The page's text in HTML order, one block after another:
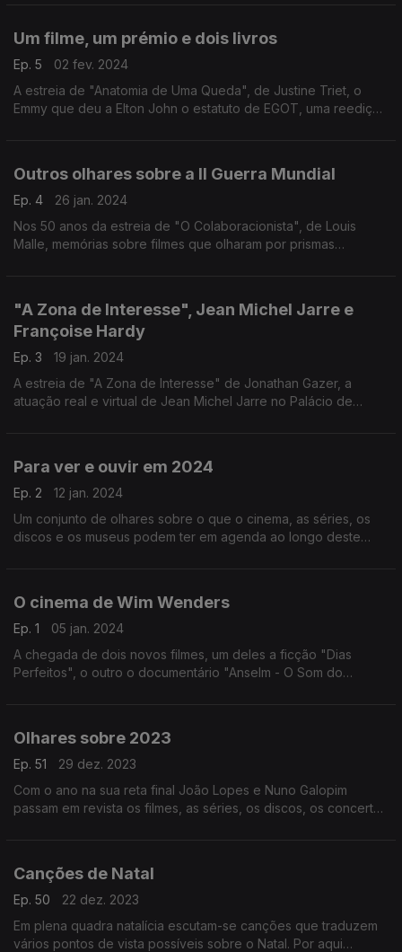
Um filme, um prémio e dois livros
Ep. 5
02 fev. 2024
A estreia de "Anatomia de Uma Queda", de Justine Triet, o
Emmy que deu a Elton John o estatuto de EGOT, uma reedição
Outros olhares sobre a II Guerra Mundial
Ep. 4
26 jan. 2024
Nos 50 anos da estreia de "O Colaboracionista", de Louis
Malle, memórias sobre filmes que olharam por prismas
"A Zona de Interesse", Jean Michel Jarre e
Françoise Hardy
Ep. 3
19 jan. 2024
A estreia de "A Zona de Interesse" de Jonathan Gazer, a
atuação real e virtual de Jean Michel Jarre no Palácio de
Para ver e ouvir em 2024
Ep. 2
12 jan. 2024
Um conjunto de olhares sobre o que o cinema, as séries, os
discos e os museus podem ter em agenda ao longo deste
O cinema de Wim Wenders
Ep. 1
05 jan. 2024
A chegada de dois novos filmes, um deles a ficção "Dias
Perfeitos", o outro o documentário "Anselm - O Som do
Olhares sobre 2023
Ep. 51
29 dez. 2023
Com o ano na sua reta final João Lopes e Nuno Galopim
passam em revista os filmes, as séries, os discos, os concertos
Canções de Natal
Ep. 50
22 dez. 2023
Em plena quadra natalícia escutam-se canções que traduzem
vários pontos de vista possíveis sobre o Natal. Por aqui